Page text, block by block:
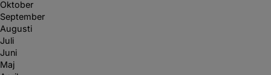
Oktober
September
Augusti
Juli
Juni
Maj